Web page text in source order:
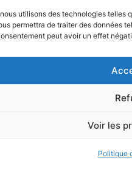
utilisons des technologies
permettra de traiter des données
peut avoir un effet
Voir les
Politique